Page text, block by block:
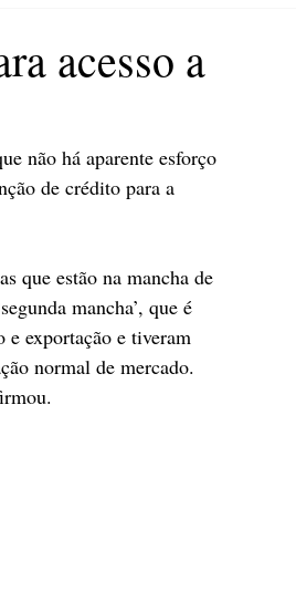
acesso a
não há aparente esforço
de crédito para a
que estão na mancha de
mancha’, que é
e exportação e tiveram
normal de mercado.